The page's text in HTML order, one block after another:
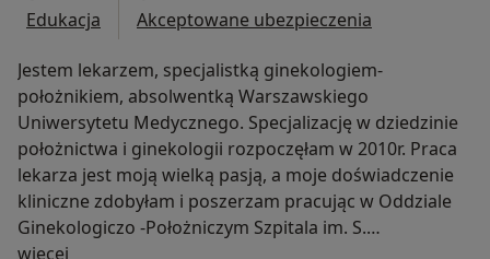
Edukacja
Akceptowane ubezpieczenia
Jestem lekarzem, specjalistką ginekologiem-
położnikiem, absolwentką Warszawskiego
Uniwersytetu Medycznego. Specjalizację w dziedzinie
położnictwa i ginekologii rozpoczęłam w 2010r. Praca
lekarza jest moją wielką pasją, a moje doświadczenie
kliniczne zdobyłam i poszerzam pracując w Oddziale
Ginekologiczo -Położniczym Szpitala im. S.
Żeromskiego w Krakowie. Jestem doświadczonym
więcej